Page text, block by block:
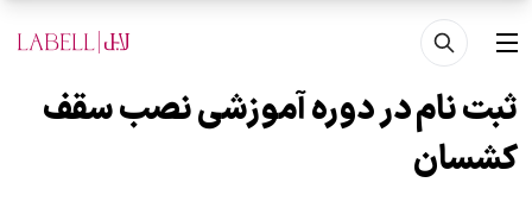
رفتن به محتوای اصلی
منو
ثبت نام در دوره آموزشی نصب سقف
کشسان